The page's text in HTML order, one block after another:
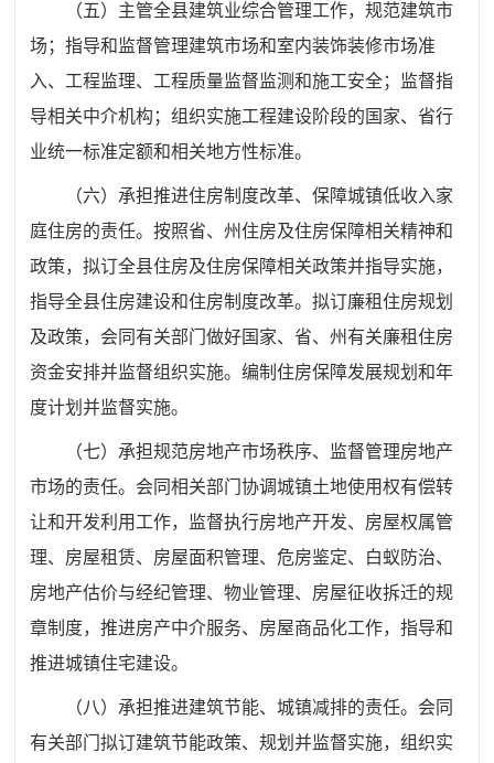
（五） 主管全县建筑业综合管理工作，规范建筑市
场；指导和监督管理建筑市场和室内装饰装修市场准
入、工程监理、工程质量监督监测和施工安全；监督指
导相关中介机构；组织实施工程建设阶段的国家、省行
业统一标准定额和相关地方性标准。
（六） 承担推进住房制度改革、保障城镇低收入家
庭住房的责任。按照省、州住房及住房保障相关精神和
政策，拟订全县住房及住房保障相关政策并指导实施，
指导全县住房建设和住房制度改革。拟订廉租住房规划
及政策，会同有关部门做好国家、省、州有关廉租住房
资金安排并监督组织实施。编制住房保障发展规划和年
度计划并监督实施。
（七） 承担规范房地产市场秩序、监督管理房地产
市场的责任。 会同相关部门协调城镇土地使用权有偿转
让和开发利用工作，监督执行房地产开发、房屋权属管
理、房屋租赁、房屋面积管理、危房鉴定、白蚁防治、
房地产估价与经纪管理、物业管理、房屋征收拆迁的规
章制度，推进房产中介服务、房屋商品化工作，指导和
推进城镇住宅建设。
（八） 承担推进建筑节能、城镇减排的责任。会同
有关部门拟订建筑节能政策、规划并监督实施，组织实